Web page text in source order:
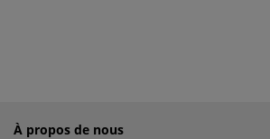
À propos de nous